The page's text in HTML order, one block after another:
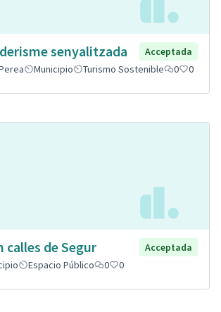
senyalitzada
Acceptada
Municipio Turismo Sostenible 0 0
calles de Segur
Acceptada
Espacio Público 0 0